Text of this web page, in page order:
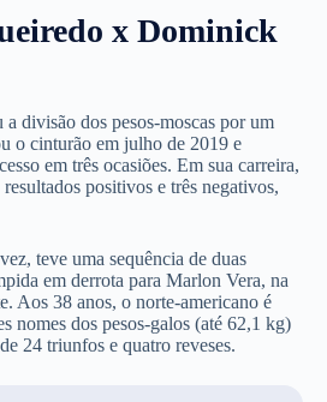
x Dominick
divisão dos pesos-moscas por um
o cinturão em julho de 2019 e
em três ocasiões. Em sua carreira,
positivos e três negativos,
teve uma sequência de duas
em derrota para Marlon Vera, na
Aos 38 anos, o norte-americano é
nomes dos pesos-galos (até 62,1 kg)
24 triunfos e quatro reveses.